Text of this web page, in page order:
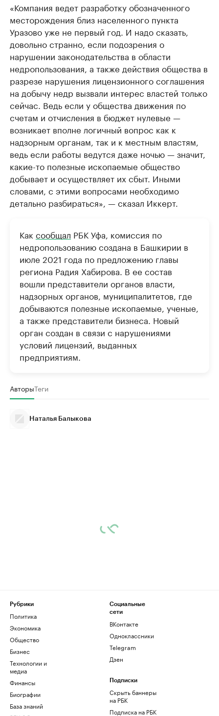
«Компания ведет разработку обозначенного
месторождения близ населенного пункта
Уразово уже не первый год. И надо сказать,
довольно странно, если подозрения о
нарушении законодательства в области
недропользования, а также действия общества в
разрезе нарушения лицензионного соглашения
на добычу недр вызвали интерес властей только
сейчас. Ведь если у общества движения по
счетам и отчисления в бюджет нулевые —
возникает вполне логичный вопрос как к
надзорным органам, так и к местным властям,
ведь если работы ведутся даже ночью — значит,
какие-то полезные ископаемые общество
добывает и осуществляет их сбыт. Иными
словами, с этими вопросами необходимо
детально разбираться», — сказал Иккерт.
Как сообщал РБК Уфа, комиссия по
недропользованию создана в Башкирии в
июле 2021 года по предложению главы
региона Радия Хабирова. В ее состав
вошли представители органов власти,
надзорных органов, муниципалитетов, где
добываются полезные ископаемые, ученые,
а также представители бизнеса. Новый
орган создан в связи с нарушениями
условий лицензий, выданных
предприятиям.
АвторыТеги
Наталья Балыкова
Рубрики
Политика
Экономика
Общество
Бизнес
Технологии и
медиа
Финансы
Биографии
База знаний
Социальные
сети
ВКонтакте
Одноклассники
Telegram
Дзен
Подписки
Скрыть баннеры
на РБК
Подписка на РБК